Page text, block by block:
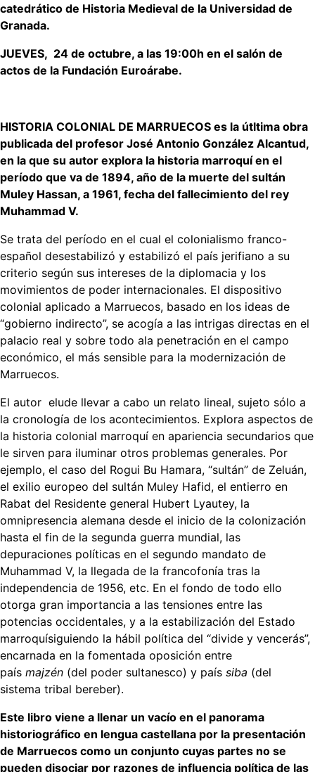
catedrático de Historia Medieval de la Universidad de
Granada.
JUEVES, 24 de octubre, a las 19:00h en el salón de
actos de la Fundación Euroárabe.
HISTORIA COLONIAL DE MARRUECOS es la útltima obra
publicada del profesor José Antonio González Alcantud,
en la que su autor explora la historia marroquí en el
período que va de 1894, año de la muerte del sultán
Muley Hassan, a 1961, fecha del fallecimiento del rey
Muhammad V.
Se trata del período en el cual el colonialismo franco-
español desestabilizó y estabilizó el país jerifiano a su
criterio según sus intereses de la diplomacia y los
movimientos de poder internacionales. El dispositivo
colonial aplicado a Marruecos, basado en los ideas de
“gobierno indirecto”, se acogía a las intrigas directas en el
palacio real y sobre todo ala penetración en el campo
económico, el más sensible para la modernización de
Marruecos.
El autor elude llevar a cabo un relato lineal, sujeto sólo a
la cronología de los acontecimientos. Explora aspectos de
la historia colonial marroquí en apariencia secundarios que
le sirven para iluminar otros problemas generales. Por
ejemplo, el caso del Rogui Bu Hamara, “sultán” de Zeluán,
el exilio europeo del sultán Muley Hafid, el entierro en
Rabat del Residente general Hubert Lyautey, la
omnipresencia alemana desde el inicio de la colonización
hasta el fin de la segunda guerra mundial, las
depuraciones políticas en el segundo mandato de
Muhammad V, la llegada de la francofonía tras la
independencia de 1956, etc. En el fondo de todo ello
otorga gran importancia a las tensiones entre las
potencias occidentales, y a la estabilización del Estado
marroquísiguiendo la hábil política del “divide y vencerás”,
encarnada en la fomentada oposición entre
país majzén (del poder sultanesco) y país siba (del
sistema tribal bereber).
Este libro viene a llenar un vacío en el panorama
historiográfico en lengua castellana por la presentación
de Marruecos como un conjunto cuyas partes no se
pueden disociar por razones de influencia política de las